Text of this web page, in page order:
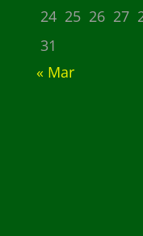
24 25 26 27
31
« Mar